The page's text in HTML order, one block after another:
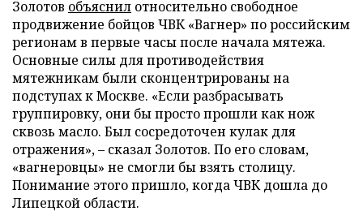
Золотов объяснил относительно свободное
продвижение бойцов ЧВК «Вагнер» по российским
регионам в первые часы после начала мятежа.
Основные силы для противодействия
мятежникам были сконцентрированы на
подступах к Москве. «Если разбрасывать
группировку, они бы просто прошли как нож
сквозь масло. Был сосредоточен кулак для
отражения», – сказал Золотов. По его словам,
«вагнеровцы» не смогли бы взять столицу.
Понимание этого пришло, когда ЧВК дошла до
Липецкой области.